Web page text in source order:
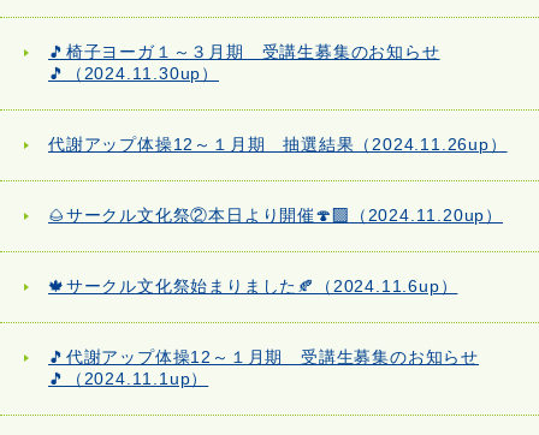
🎵椅子ヨーガ１～３月期 受講生募集のお知らせ
🎵（2024.11.30up）
代謝アップ体操12～１月期 抽選結果（2024.11.26up）
🌰サークル文化祭②本日より開催🍄‍🟫（2024.11.20up）
🍁サークル文化祭始まりました🍂（2024.11.6up）
🎵代謝アップ体操12～１月期 受講生募集のお知らせ
🎵（2024.11.1up）